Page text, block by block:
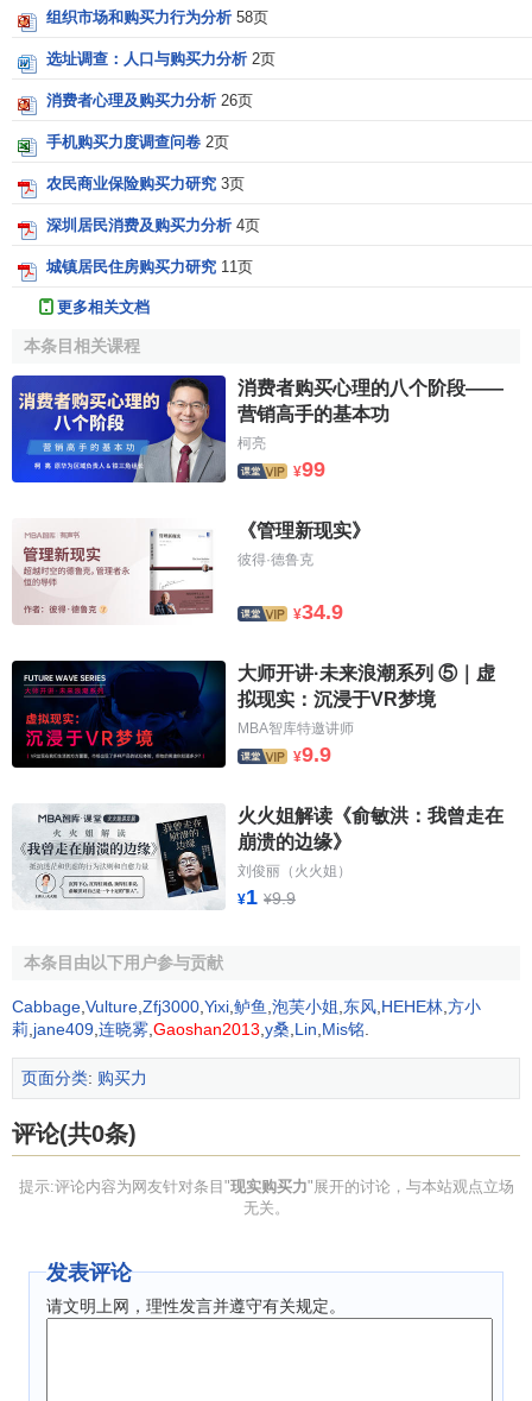
增长赶不上GDP增长幅度，GDP增长赶不上财政收入增长幅
度，“蛋糕”越做越大，但人民群众分到的比例却越来越小，收
入增长的缓慢，制约了
的增长。
让人民分享改革发展的成果，是
求。让人民分享国家经济成功的喜悦，最直接的办法就是使
他们的收入随着经济的发展而快速增长和提高。政府要把提
高城乡居民收入作为自己的责任和义务，关心他们的“钱袋
子”，而不要把提高城乡居民收入当作恩赐、施舍。
入同经济发展的同步增长，提高
重，遏制劳动者收入比重不断下滑的趋势，从而增强国民消
费能力。
健全社会保障体系，提高公共服务
既要使大家手头有钱、收入增加，还要使大家敢于花
钱、无后顾之忧。如此才能增强居民消费信心，将庞大的储
蓄变成现实的购买力。
事业的投入，为全体人民提供社会福利保障。解除或减轻人
民群众在读书、看病、住房、就业 、社会保险等方面的经济
压力和社会压力。为此，政府应在上述诸方面提供基础服务
和基础保障；同时，提供相关的制度服务，制定相关政策措
社会福利。
按照完善社会主义市场经济体制的要求，明确政府
位 ，分清政府、 市场
、社会的不同角色和不同职责，加大政
营型政府”向“责任政府”“公共
的精力转到社会管理和公共服务上来。增强居民的稳定感，
扩大消费能力和消费预期。
提供适用的
提供和推出适合现消费阶段和消费水平的支柱性消费品
和先导性消费品，是扩大消费、释放现实购买力的一个最重
要途径。
根据我国城镇化的目标，今后20年我国城镇化率将达到
65%，每年将增加一个百分点，房地产业
组织市场和购买力行为分析 58页
选址调查：人口与购买力分析 2页
消费者心理及购买力分析 26页
手机购买力度调查问卷 2页
农民商业保险购买力研究 3页
深圳居民消费及购买力分析 4页
城镇居民住房购买力研究 11页
更多相关文档
本条目相关课程
消费者购买心理的八个阶段——
营销高手的基本功
柯亮
¥99
《管理新现实》
彼得·德鲁克
¥34.9
大师开讲·未来浪潮系列 ⑤｜虚
拟现实：沉浸于VR梦境
MBA智库特邀讲师
¥9.9
火火姐解读《俞敏洪：我曾走在
崩溃的边缘》
刘俊丽（火火姐）
¥1 ¥9.9
本条目由以下用户参与贡献
Cabbage Vulture Zfj3000 Yixi 鲈鱼 泡芙小姐 东风 HEHE林 方小
莉 jane409 连晓雾 Gaoshan2013 y桑 Lin Mis铭
页面分类: 购买力
评论(共0条)
提示:评论内容为网友针对条目"现实购买力"展开的讨论，与本站观点立场
无关。
发表评论
请文明上网，理性发言并遵守有关规定。